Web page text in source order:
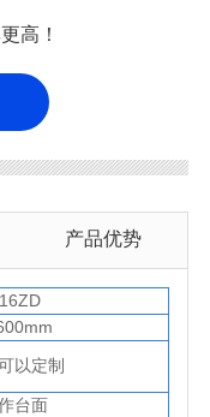
高！
产品优势
以定制
台面